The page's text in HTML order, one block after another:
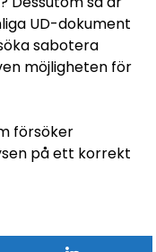
UD-dokument
sabotera
möjligheten för
försöker
på ett korrekt